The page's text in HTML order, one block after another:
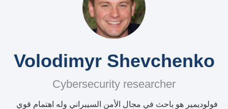
Volodimyr Shevchenko
Cybersecurity researcher
فولوديمير هو باحث في مجال الأمن السيبراني وله اهتمام قوي